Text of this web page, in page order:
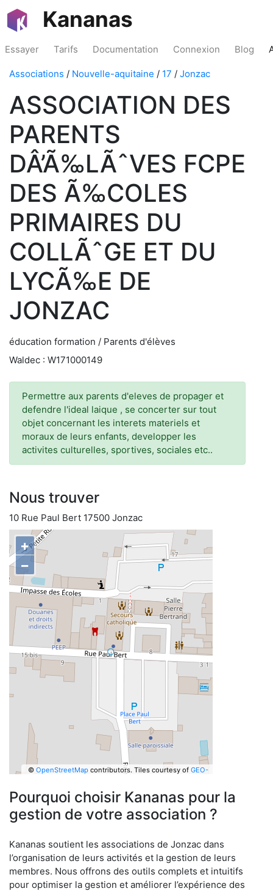
Kananas
Essayer Tarifs Documentation Connexion Blog
Associations / Nouvelle-aquitaine / 17 / Jonzac
ASSOCIATION DES
PARENTS
DÂ’Ã‰LÃˆVES FCPE
DES Ã‰COLES
PRIMAIRES DU
COLLÃˆGE ET DU
LYCÃ‰E DE
JONZAC
éducation formation / Parents d'élèves
Waldec : W171000149
Permettre aux parents d'eleves de propager et
defendre l'ideal laique , se concerter sur tout
objet concernant les interets materiels et
moraux de leurs enfants, developper les
activites culturelles, sportives, sociales etc..
Nous trouver
10 Rue Paul Bert 17500 Jonzac
+
−
© OpenStreetMapcontributors. Tiles courtesy of GEO-
Pourquoi choisir Kananas pour la
gestion de votre association ?
Kananas soutient les associations de Jonzac dans
l’organisation de leurs activités et la gestion de leurs
membres. Nous offrons des outils complets et intuitifs
pour optimiser la gestion et améliorer l’expérience des